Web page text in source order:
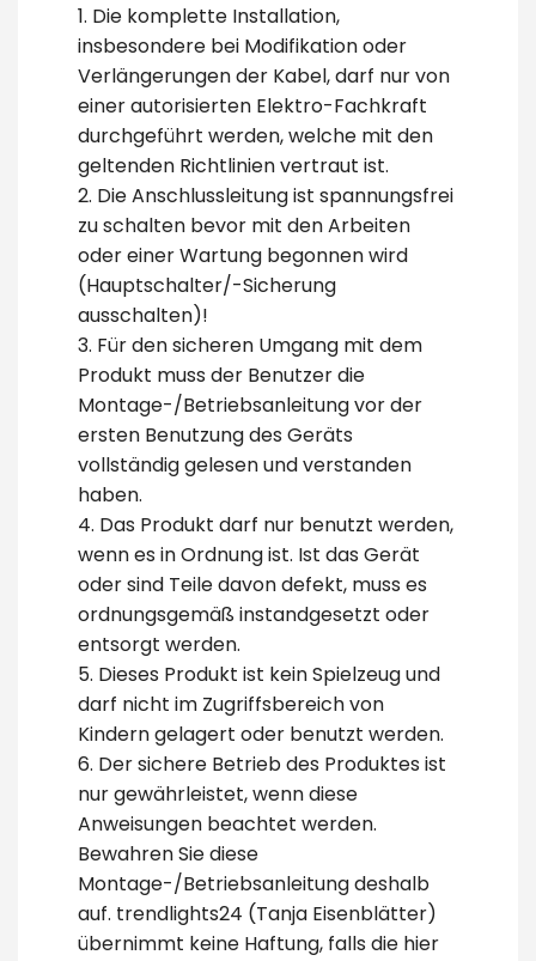
1. Die komplette Installation,
insbesondere bei Modifikation oder
Verlängerungen der Kabel, darf nur von
einer autorisierten Elektro-Fachkraft
durchgeführt werden, welche mit den
geltenden Richtlinien vertraut ist.
2. Die Anschlussleitung ist spannungsfrei
zu schalten bevor mit den Arbeiten
oder einer Wartung begonnen wird
(Hauptschalter/-Sicherung
ausschalten)!
3. Für den sicheren Umgang mit dem
Produkt muss der Benutzer die
Montage-/Betriebsanleitung vor der
ersten Benutzung des Geräts
vollständig gelesen und verstanden
haben.
4. Das Produkt darf nur benutzt werden,
wenn es in Ordnung ist. Ist das Gerät
oder sind Teile davon defekt, muss es
ordnungsgemäß instandgesetzt oder
entsorgt werden.
5. Dieses Produkt ist kein Spielzeug und
darf nicht im Zugriffsbereich von
Kindern gelagert oder benutzt werden.
6. Der sichere Betrieb des Produktes ist
nur gewährleistet, wenn diese
Anweisungen beachtet werden.
Bewahren Sie diese
Montage-/Betriebsanleitung deshalb
auf. trendlights24 (Tanja Eisenblätter)
übernimmt keine Haftung, falls die hier